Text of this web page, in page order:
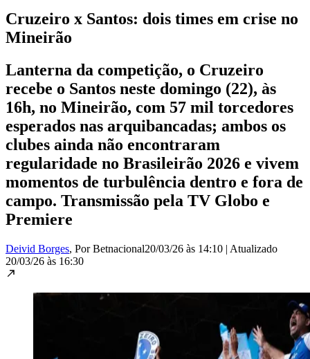
Cruzeiro x Santos: dois times em crise no
Mineirão
Lanterna da competição, o Cruzeiro
recebe o Santos neste domingo (22), às
16h, no Mineirão, com 57 mil torcedores
esperados nas arquibancadas; ambos os
clubes ainda não encontraram
regularidade no Brasileirão 2026 e vivem
momentos de turbulência dentro e fora de
campo. Transmissão pela TV Globo e
Premiere
Deivid Borges, Por Betnacional20/03/26 às 14:10 | Atualizado
20/03/26 às 16:30